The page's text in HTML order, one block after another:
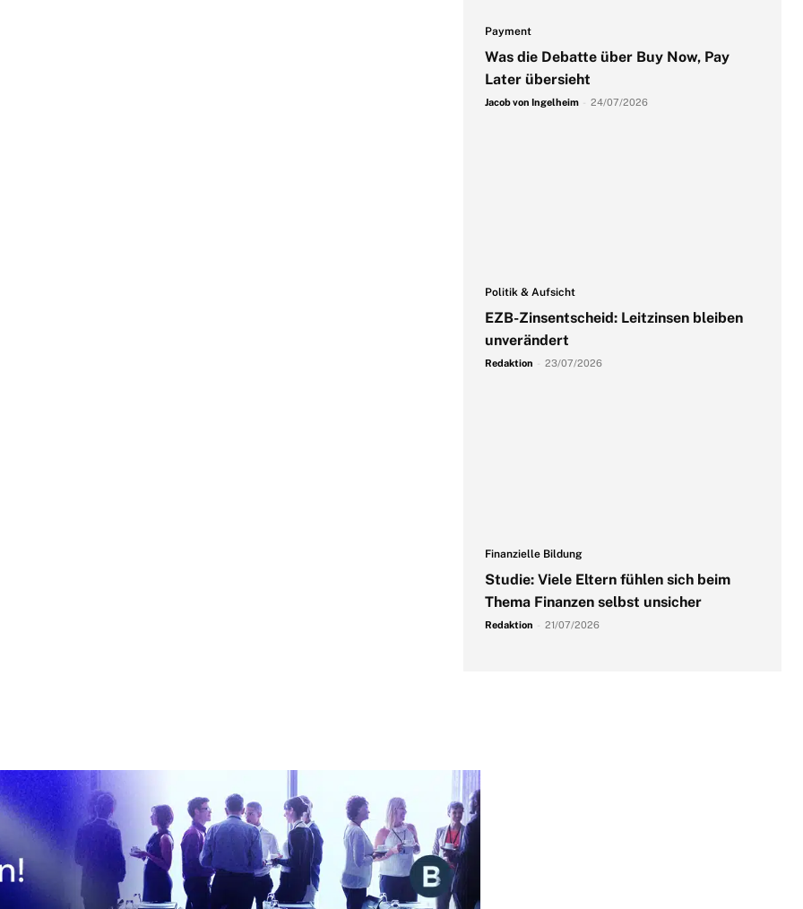
Payment
Was die Debatte über Buy Now, Pay
Later übersieht
Jacob von Ingelheim 24/07/2026
Politik & Aufsicht
EZB-Zinsentscheid: Leitzinsen bleiben
unverändert
Redaktion 23/07/2026
Finanzielle Bildung
Studie: Viele Eltern fühlen sich beim
Thema Finanzen selbst unsicher
Redaktion 21/07/2026